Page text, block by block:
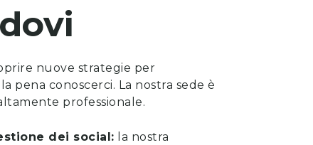
nuove strategie per
pena conoscerci. La nostra sede è
professionale.
dei social: la nostra